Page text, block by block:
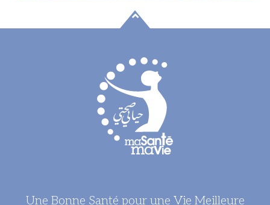
Une Bonne Santé pour une Vie Meilleure